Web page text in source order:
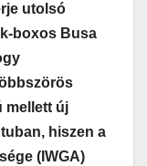
utolsó
boxos Busa
mellett új
hiszen a
(IWGA)